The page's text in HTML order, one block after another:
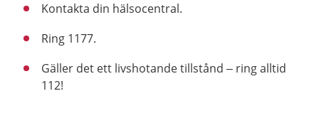
Kontakta din hälsocentral. ​
Ring 1177.
Gäller det ett livshotande tillstånd – ring alltid
112!